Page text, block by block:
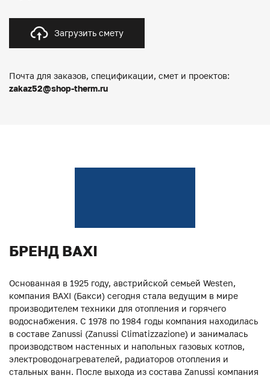
Загрузить смету
Почта для заказов, спецификации, смет и проектов:
zakaz52@shop-therm.ru
БРЕНД BAXI
Основанная в 1925 году, австрийской семьей Westen,
компания BAXI (Бакси) сегодня стала ведущим в мире
производителем техники для отопления и горячего
водоснабжения. С 1978 по 1984 годы компания находилась
в составе Zanussi (Zanussi Climatizzazione) и занималась
производством настенных и напольных газовых котлов,
электроводонагревателей, радиаторов отопления и
стальных ванн. После выхода из состава Zanussi компания